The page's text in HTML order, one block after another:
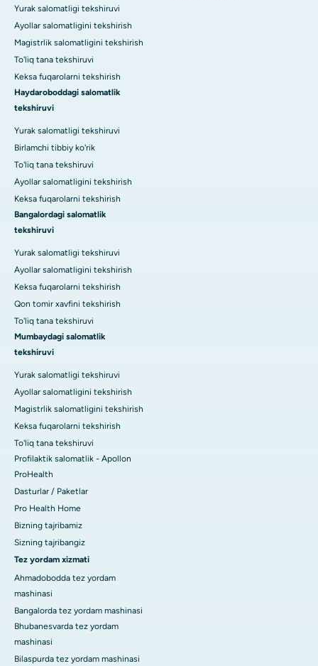
Yurak salomatligi tekshiruvi
Ayollar salomatligini tekshirish
Magistrlik salomatligini tekshirish
To'liq tana tekshiruvi
Keksa fuqarolarni tekshirish
Haydaroboddagi salomatlik
tekshiruvi
Yurak salomatligi tekshiruvi
Birlamchi tibbiy ko'rik
To'liq tana tekshiruvi
Ayollar salomatligini tekshirish
Keksa fuqarolarni tekshirish
Bangalordagi salomatlik
tekshiruvi
Yurak salomatligi tekshiruvi
Ayollar salomatligini tekshirish
Keksa fuqarolarni tekshirish
Qon tomir xavfini tekshirish
To'liq tana tekshiruvi
Mumbaydagi salomatlik
tekshiruvi
Yurak salomatligi tekshiruvi
Ayollar salomatligini tekshirish
Magistrlik salomatligini tekshirish
Keksa fuqarolarni tekshirish
To'liq tana tekshiruvi
Profilaktik salomatlik - Apollon
ProHealth
Dasturlar / Paketlar
Pro Health Home
Bizning tajribamiz
Sizning tajribangiz
Tez yordam xizmati
Ahmadobodda tez yordam
mashinasi
Bangalorda tez yordam mashinasi
Bhubanesvarda tez yordam
mashinasi
Bilaspurda tez yordam mashinasi